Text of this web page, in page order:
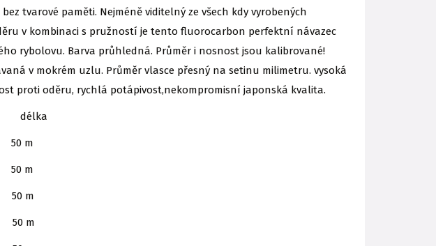
tvarové paměti. Nejméně viditelný ze všech kdy vyrobených
v kombinaci s pružností je tento fluorocarbon perfektní návazec
rybolovu. Barva průhledná. Průměr i nosnost jsou kalibrované!
v mokrém uzlu. Průměr vlasce přesný na setinu milimetru. vysoká
proti oděru, rychlá potápivost,nekompromisní japonská kvalita.
m
m
m
m